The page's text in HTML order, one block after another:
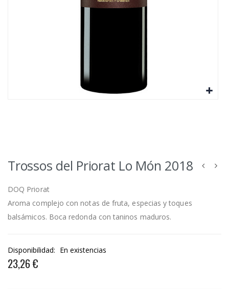
Trossos del Priorat Lo Món 2018
DOQ Priorat
Aroma complejo con notas de fruta, especias y toques
balsámicos. Boca redonda con taninos maduros.
Disponibilidad: En existencias
23,26 €